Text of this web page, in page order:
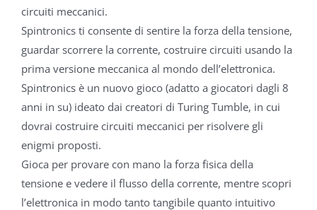
circuiti meccanici.
Spintronics ti consente di sentire la forza della tensione,
guardar scorrere la corrente, costruire circuiti usando la
prima versione meccanica al mondo dell’elettronica.
Spintronics è un nuovo gioco (adatto a giocatori dagli 8
anni in su) ideato dai creatori di Turing Tumble, in cui
dovrai costruire circuiti meccanici per risolvere gli
enigmi proposti.
Gioca per provare con mano la forza fisica della
tensione e vedere il flusso della corrente, mentre scopri
l’elettronica in modo tanto tangibile quanto intuitivo